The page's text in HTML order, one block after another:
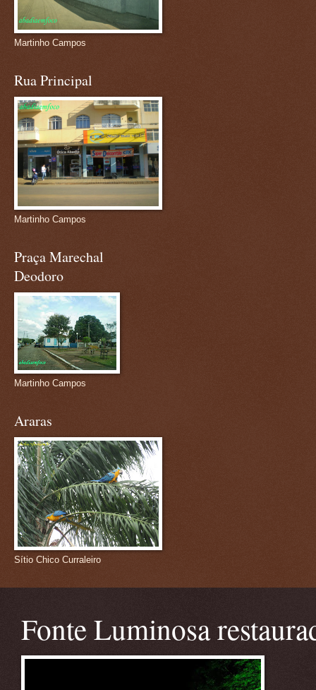
Martinho Campos
Rua Principal
Martinho Campos
Praça Marechal
Deodoro
Martinho Campos
Araras
Sítio Chico Curraleiro
Fonte Luminosa